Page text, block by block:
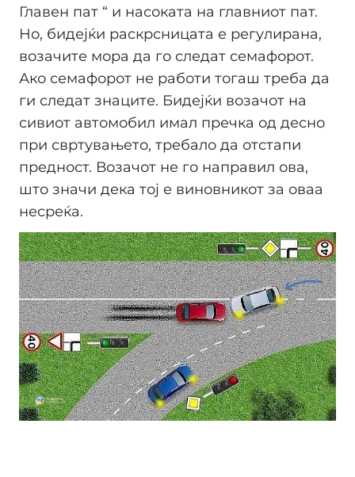
Главен пат “ и насоката на главниот пат.
Но, бидејќи раскрсницата е регулирана,
возачите мора да го следат семафорот.
Ако семафорот не работи тогаш треба да
ги следат знаците. Бидејќи возачот на
сивиот автомобил имал пречка од десно
при свртувањето, требало да отстапи
предност. Возачот не го направил ова,
што значи дека тој е виновникот за оваа
несреќа.